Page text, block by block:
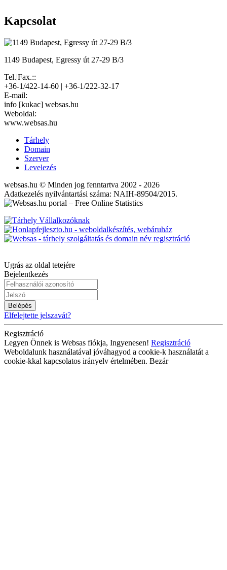
Kapcsolat
1149 Budapest, Egressy út 27-29 B/3
Tel.|Fax.::
+36-1/422-14-60 | +36-1/222-32-17
E-mail:
info [kukac] websas.hu
Weboldal:
www.websas.hu
Tárhely
Domain
Szerver
Levelezés
websas.hu © Minden jog fenntartva 2002 - 2026
Adatkezelés nyilvántartási száma: NAIH-89504/2015.
Ugrás az oldal tetejére
Bejelentkezés
Belépés
Elfelejtette jelszavát?
Regisztráció
Legyen Önnek is Websas fiókja, Ingyenesen! Regisztráció
Weboldalunk használatával jóváhagyod a cookie-k használatát a
cookie-kkal kapcsolatos irányelv értelmében. Bezár